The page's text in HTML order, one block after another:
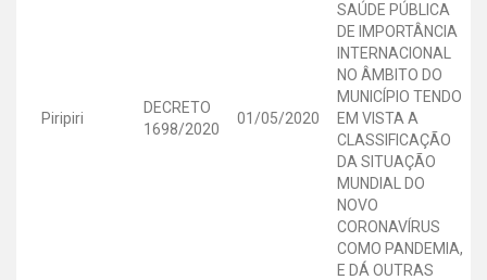
Piripiri
DECRETO
1698/2020
01/05/2020
SAÚDE PÚBLICA
DE IMPORTÂNCIA
INTERNACIONAL
NO ÂMBITO DO
MUNICÍPIO TENDO
EM VISTA A
CLASSIFICAÇÃO
DA SITUAÇÃO
MUNDIAL DO
NOVO
CORONAVÍRUS
COMO PANDEMIA,
E DÁ OUTRAS